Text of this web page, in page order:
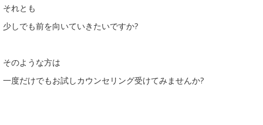
それとも
少しでも前を向いていきたいですか?
そのような方は
一度だけでもお試しカウンセリング受けてみませんか?